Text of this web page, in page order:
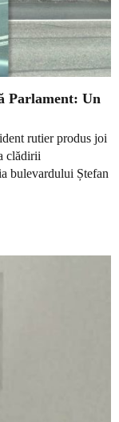
Parlament: Un
rutier produs joi
clădirii
bulevardului Ștefan